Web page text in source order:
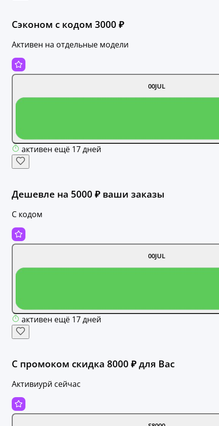
Сэконом с кодом 3000 ₽
Активен на отдельные модели
00JUL
активен ещё 17 дней
Дешевле на 5000 ₽ ваши заказы
С кодом
00JUL
активен ещё 17 дней
С промоком скидка 8000 ₽ для Вас
Активиурй сейчас